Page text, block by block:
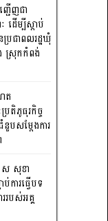
ើញជា
ើម្បីស្តាប់
រជាពលរដ្ឋឃុំ
ស្រុកកំពង់
ត
តិភូធុរកិច្ច
នួបសម្តែងការ
ស សុខា
ការធ្វើបទ
របស់អគ្គ